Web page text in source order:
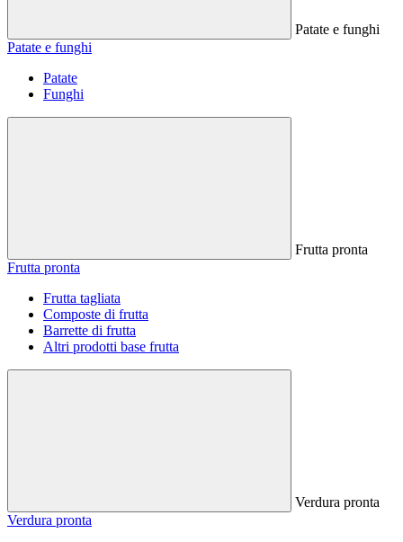
Patate e funghi
Patate e funghi
Patate
Funghi
Frutta pronta
Frutta pronta
Frutta tagliata
Composte di frutta
Barrette di frutta
Altri prodotti base frutta
Verdura pronta
Verdura pronta